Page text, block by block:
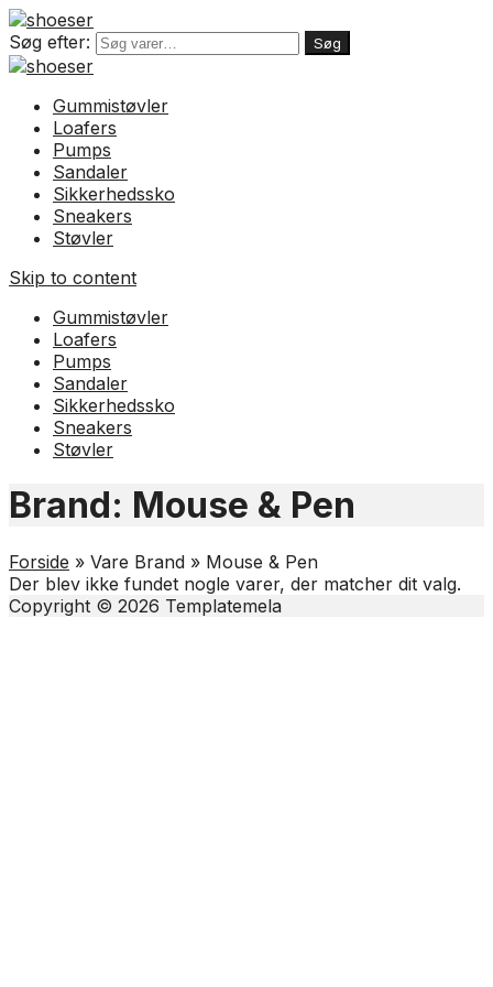
Søg efter: Søg
Gummistøvler
Loafers
Pumps
Sandaler
Sikkerhedssko
Sneakers
Støvler
Skip to content
Gummistøvler
Loafers
Pumps
Sandaler
Sikkerhedssko
Sneakers
Støvler
Brand: Mouse & Pen
Forside » Vare Brand » Mouse & Pen
Der blev ikke fundet nogle varer, der matcher dit valg.
Copyright © 2026 Templatemela